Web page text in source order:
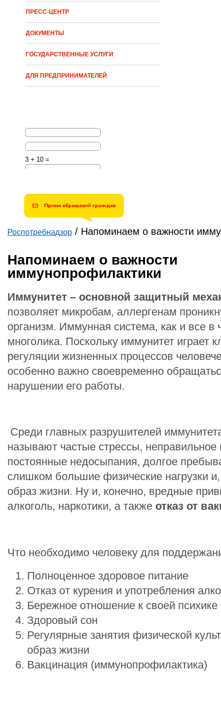
ПРЕСС-ЦЕНТР
ДОКУМЕНТЫ
ГОСУДАРСТВЕННЫЕ УСЛУГИ
ДЛЯ ПРЕДПРИНИМАТЕЛЕЙ
3 + 10 =
Роспотребнадзор / Напоминаем о важности
Напоминаем о важности
иммунопрофилактики
Иммунитет – основной защитный
позволяет микробам, аллергенам
организм. Иммунная система, как и все в
многолика. Поскольку иммунитет играет
регуляции жизненных процессов
особенно важно своевременно
нарушении его работы.
Среди главных разрушителей
называют частые стрессы, неправильное
постоянные недосыпания, долгое
слишком большие физические нагрузки
образ жизни. Ну и, конечно, вредные
алкоголь, наркотики, а также отказ от
Что необходимо человеку для
Полноценное здоровое питание
Отказ от курения и употребления
Бережное отношение к своей психике
Здоровый сон
Регулярные занятия физической
образ жизни
Вакцинация (иммунопрофилактика)